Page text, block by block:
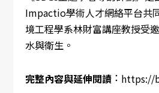
Impactio學術人才網絡平台共
境工程學系林財富講座教授受
水與衛生。
完整內容與延伸閱讀 ： https://